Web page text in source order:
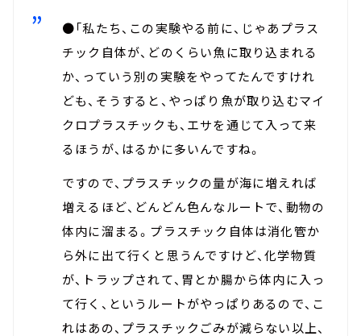
●「私たち、この実験やる前に、じゃあプラス
チック自体が、どのくらい魚に取り込まれる
か、っていう別の実験をやってたんですけれ
ども、そうすると、やっぱり魚が取り込むマイ
クロプラスチックも、エサを通じて入って来
るほうが、はるかに多いんですね。
ですので、プラスチックの量が海に増えれば
増えるほど、どんどん色んなルートで、動物の
体内に溜まる。プラスチック自体は消化管か
ら外に出て行くと思うんですけど、化学物質
が、トラップされて、胃とか腸から体内に入っ
て行く、というルートがやっぱりあるので、こ
れはあの、プラスチックごみが減らない以上、